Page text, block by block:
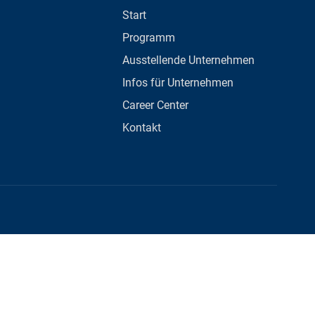
Start
Programm
Ausstellende Unternehmen
Infos für Unternehmen
Career Center
Kontakt